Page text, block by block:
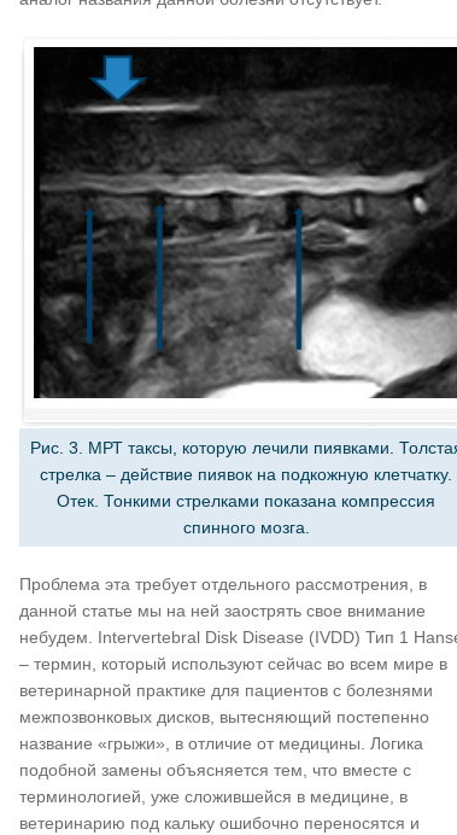
Рис. 3. МРТ таксы, которую лечили пиявками.
стрелка – действие пиявок на подкожную клетчатку.
Отек. Тонкими стрелками показана компрессия
спинного мозга.
Проблема эта требует отдельного рассмотрения, в
данной статье мы на ней заострять свое внимание
небудем. Intervertebral Disk Disease (IVDD) Тип 1
– термин, который используют сейчас во всем мире в
ветеринарной практике для пациентов с болезнями
межпозвонковых дисков, вытесняющий постепенно
название «грыжи», в отличие от медицины. Логика
подобной замены объясняется тем, что вместе с
терминологией, уже сложившейся в медицине, в
ветеринарию под кальку ошибочно переносятся и